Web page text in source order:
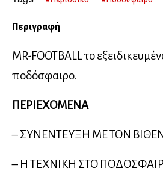
Περιγραφή
MR-FOOTBALL το
ποδόσφαιρο.
ΠΕΡΙΕΧΟΜΕΝΑ
– ΣΥΝΕΝΤΕΥΞΗ ΜΕ ΤΟΝ
– Η ΤΕΧΝΙΚΗ ΣΤΟ